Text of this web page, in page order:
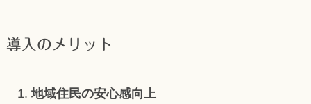
導入のメリット
地域住民の安心感向上